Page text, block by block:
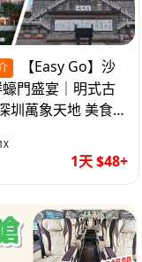
門盛宴｜明式古
圳萬象天地 美食
1天 $48+